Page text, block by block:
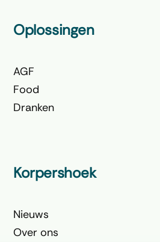
Korpershoek
Nieuws
Over ons
Oplossingen
AGF
Food
Dranken